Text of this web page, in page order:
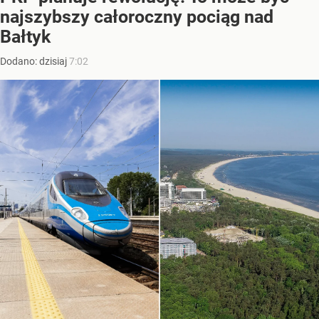
najszybszy całoroczny pociąg nad
Bałtyk
Dodano:dzisiaj7:02